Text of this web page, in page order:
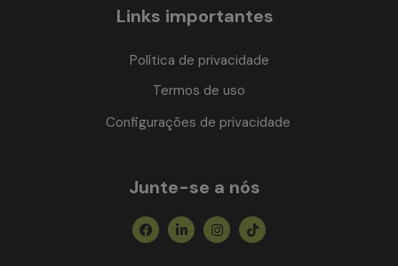
Links importantes
Política de privacidade
Termos de uso
Configurações de privacidade
Junte-se a nós
FacebookLinkedin-
in
Instagram
Tiktok